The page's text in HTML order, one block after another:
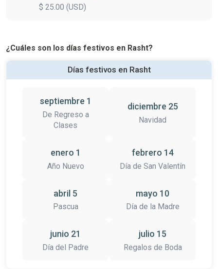
$ 25.00 (USD)
¿Cuáles son los días festivos en Rasht?
Días festivos en Rasht
septiembre 1
De Regreso a
Clases
diciembre 25
Navidad
enero 1
Año Nuevo
febrero 14
Día de San Valentín
abril 5
Pascua
mayo 10
Día de la Madre
junio 21
Día del Padre
julio 15
Regalos de Boda